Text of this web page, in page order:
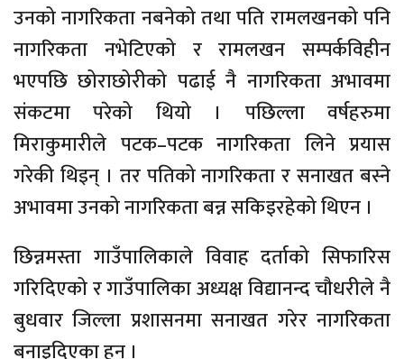
उनको नागरिकता नबनेको तथा पति रामलखनको पनि
नागरिकता नभेटिएको र रामलखन सम्पर्कविहीन
भएपछि छोराछोरीको पढाई नै नागरिकता अभावमा
संकटमा परेको थियो । पछिल्ला वर्षहरुमा
मिराकुमारीले पटक–पटक नागरिकता लिने प्रयास
गरेकी थिइन् । तर पतिको नागरिकता र सनाखत बस्ने
अभावमा उनको नागरिकता बन्न सकिइरहेको थिएन ।
छिन्नमस्ता गाउँपालिकाले विवाह दर्ताको सिफारिस
गरिदिएको र गाउँपालिका अध्यक्ष विद्यानन्द चौधरीले नै
बुधवार जिल्ला प्रशासनमा सनाखत गरेर नागरिकता
बनाइदिएका हुन् ।